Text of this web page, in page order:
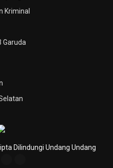
Kriminal
Garuda
Dilindungi Undang Undang